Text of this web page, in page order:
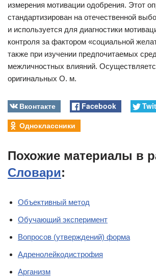
измерения мотивации одобрения. Этот
стандартизирован на отечественной
и используется для диагностики
контроля за фактором «социальной
также при изучении предпочитаемых
межличностных влияний.
оригинальных О. м.
Вконтакте Facebook
Одноклассники
Похожие материалы в
Словари:
Объективный метод
Обучающий эксперимент
Вопросов (утверждений) форма
Адренолейкодистрофия
Арганизм